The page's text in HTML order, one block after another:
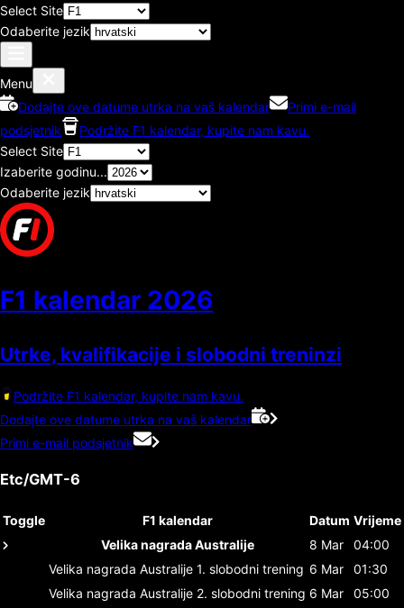
Select Site
Odaberite jezik
Menu
Dodajte ove datume utrka na vaš kalendar
Primi e-mail
podsjetnik
Podržite F1 kalendar, kupite nam kavu.
Select Site
Izaberite godinu...
Odaberite jezik
F1 kalendar 2026
Utrke, kvalifikacije i slobodni treninzi
Podržite F1 kalendar, kupite nam kavu.
Dodajte ove datume utrka na vaš kalendar
Primi e-mail podsjetnik
Etc/GMT-6
Toggle F1 kalendar Datum Vrijeme
Velika nagrada Australije
8 Mar
04:00
Velika nagrada Australije 1. slobodni trening 6 Mar
01:30
Velika nagrada Australije 2. slobodni trening 6 Mar
05:00